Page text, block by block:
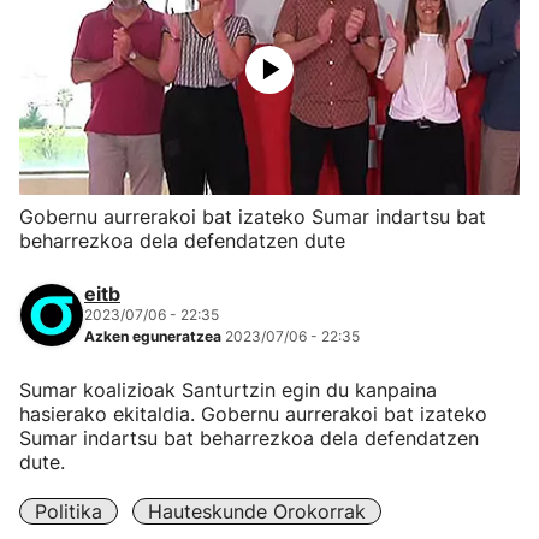
Gobernu aurrerakoi bat izateko Sumar indartsu bat
beharrezkoa dela defendatzen dute
eitb
2023/07/06 - 22:35
Azken eguneratzea 2023/07/06 - 22:35
Sumar koalizioak Santurtzin egin du kanpaina
hasierako ekitaldia. Gobernu aurrerakoi bat izateko
Sumar indartsu bat beharrezkoa dela defendatzen
dute.
Politika
Hauteskunde Orokorrak